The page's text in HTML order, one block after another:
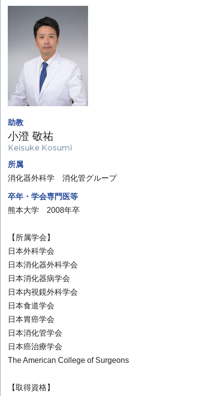
助教
小澄 敬祐
Keisuke Kosumi
所属
消化器外科学 消化管グループ
卒年・学会専門医等
熊本大学 2008年卒
【所属学会】
日本外科学会
日本消化器外科学会
日本消化器病学会
日本内視鏡外科学会
日本食道学会
日本胃癌学会
日本消化管学会
日本癌治療学会
The American College of Surgeons
【取得資格】